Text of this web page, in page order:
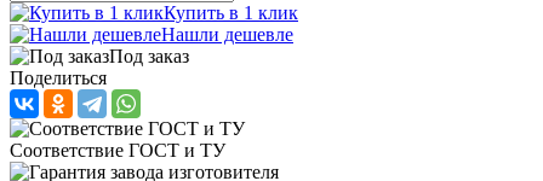
Купить в 1 клик
Нашли дешевле
Под заказ
Поделиться
Соответствие ГОСТ и ТУ